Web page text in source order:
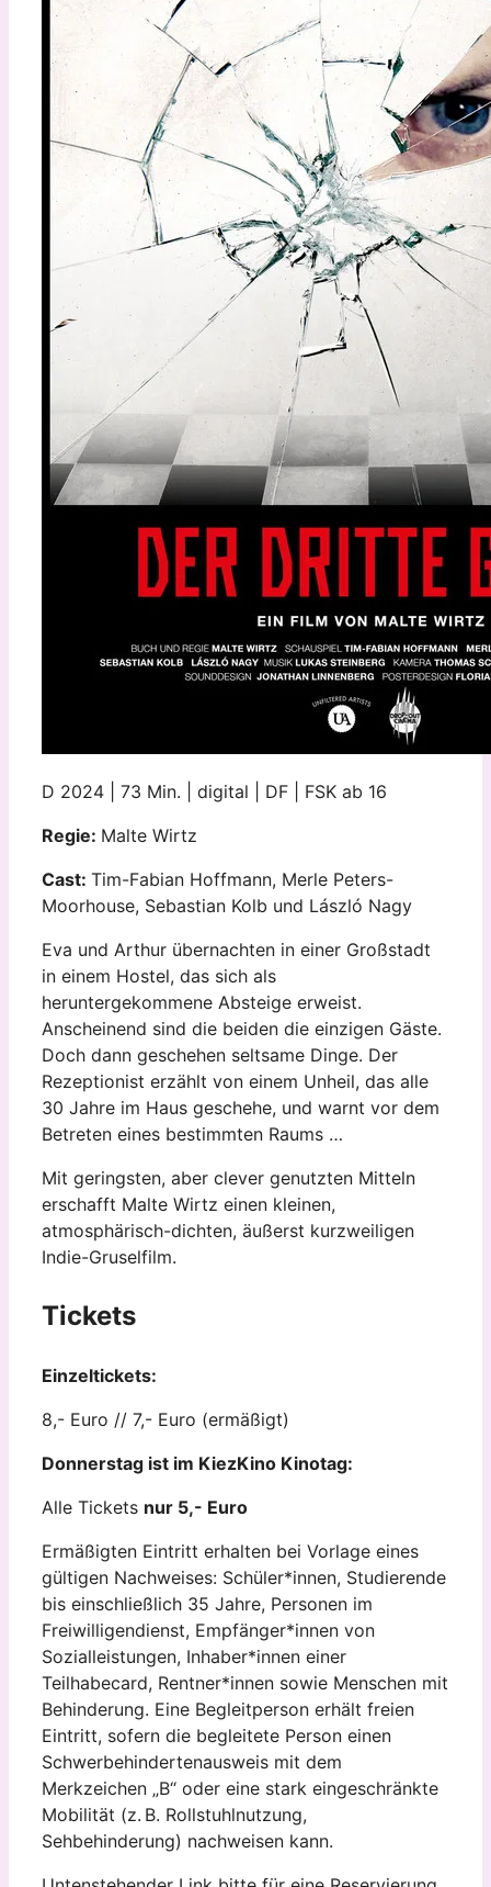
D 2024 | 73 Min. | digital | DF | FSK ab 16
Regie: Malte Wirtz
Cast: Tim-Fabian Hoffmann, Merle Peters-
Moorhouse, Sebastian Kolb und László Nagy
Eva und Arthur übernachten in einer Großstadt
in einem Hostel, das sich als
heruntergekommene Absteige erweist.
Anscheinend sind die beiden die einzigen Gäste.
Doch dann geschehen seltsame Dinge. Der
Rezeptionist erzählt von einem Unheil, das alle
30 Jahre im Haus geschehe, und warnt vor dem
Betreten eines bestimmten Raums …
Mit geringsten, aber clever genutzten Mitteln
erschafft Malte Wirtz einen kleinen,
atmosphärisch-dichten, äußerst kurzweiligen
Indie-Gruselfilm.
Tickets
Einzeltickets:
8,- Euro // 7,- Euro (ermäßigt)
Donnerstag ist im KiezKino Kinotag:
Alle Tickets nur 5,- Euro
Ermäßigten Eintritt erhalten bei Vorlage eines
gültigen Nachweises: Schüler*innen, Studierende
bis einschließlich 35 Jahre, Personen im
Freiwilligendienst, Empfänger*innen von
Sozialleistungen, Inhaber*innen einer
Teilhabecard, Rentner*innen sowie Menschen mit
Behinderung. Eine Begleitperson erhält freien
Eintritt, sofern die begleitete Person einen
Schwerbehindertenausweis mit dem
Merkzeichen „B“ oder eine stark eingeschränkte
Mobilität (z. B. Rollstuhlnutzung,
Sehbehinderung) nachweisen kann.